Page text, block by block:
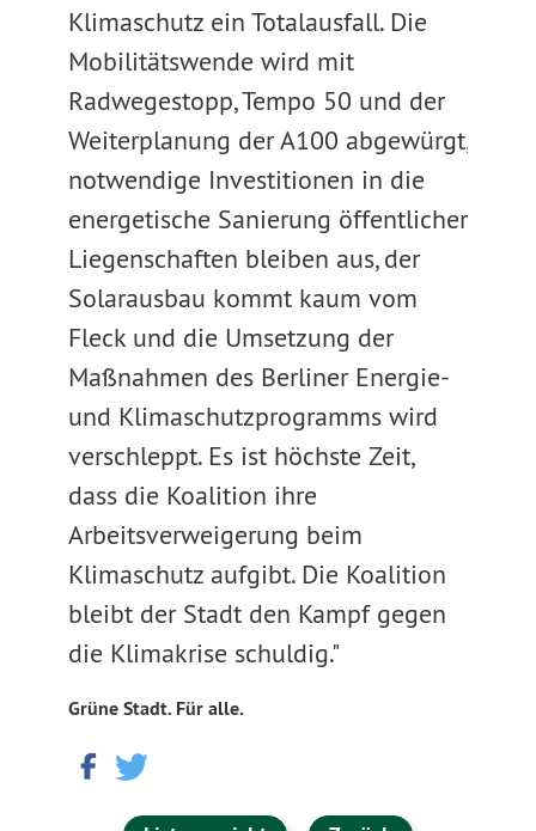
Klimaschutz ein Totalausfall. Die
Mobilitätswende wird mit
Radwegestopp, Tempo 50 und der
Weiterplanung der A100 abgewürgt,
notwendige Investitionen in die
energetische Sanierung öffentlicher
Liegenschaften bleiben aus, der
Solarausbau kommt kaum vom
Fleck und die Umsetzung der
Maßnahmen des Berliner Energie-
und Klimaschutzprogramms wird
verschleppt. Es ist höchste Zeit,
dass die Koalition ihre
Arbeitsverweigerung beim
Klimaschutz aufgibt. Die Koalition
bleibt der Stadt den Kampf gegen
die Klimakrise schuldig."
Grüne Stadt. Für alle.